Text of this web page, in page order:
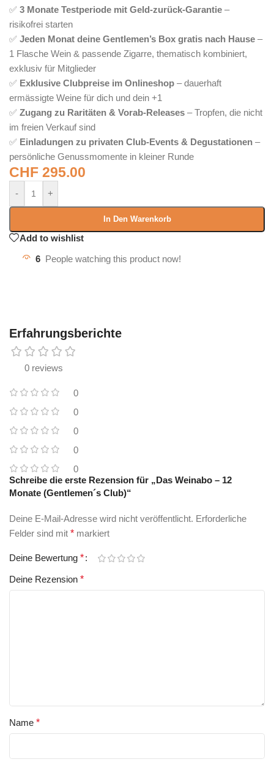
✅ 3 Monate Testperiode mit Geld-zurück-Garantie –
risikofrei starten
✅ Jeden Monat deine Gentlemen’s Box gratis nach Hause –
1 Flasche Wein & passende Zigarre, thematisch kombiniert,
exklusiv für Mitglieder
✅ Exklusive Clubpreise im Onlineshop – dauerhaft
ermässigte Weine für dich und dein +1
✅ Zugang zu Raritäten & Vorab-Releases – Tropfen, die nicht
im freien Verkauf sind
✅ Einladungen zu privaten Club-Events & Degustationen –
persönliche Genussmomente in kleiner Runde
CHF 295.00
- +
In Den Warenkorb
Add to wishlist
6 People watching this product now!
Erfahrungsberichte
0 reviews
0
0
0
0
0
Schreibe die erste Rezension für „Das Weinabo – 12
Monate (Gentlemen´s Club)“
Deine E-Mail-Adresse wird nicht veröffentlicht. Erforderliche
Felder sind mit * markiert
Deine Bewertung *
Deine Rezension *
Name *